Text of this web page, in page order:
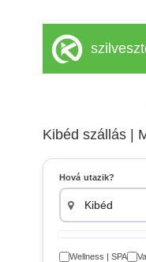
Kibéd szállás |
Hová utazik?
Wellness | SPA